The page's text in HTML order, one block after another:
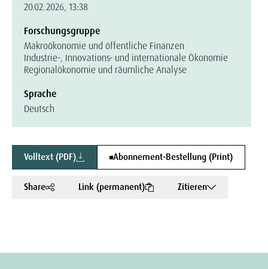
20.02.2026, 13:38
Forschungsgruppe
Makroökonomie und öffentliche Finanzen
Industrie-, Innovations- und internationale Ökonomie
Regionalökonomie und räumliche Analyse
Sprache
Deutsch
Volltext (PDF) Abonnement-Bestellung (Print)
Share Link (permanent) Zitieren